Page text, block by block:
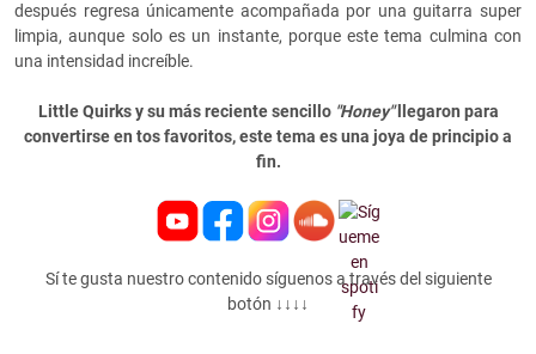
después regresa únicamente acompañada por una guitarra super
limpia, aunque solo es un instante, porque este tema culmina con
una intensidad increíble.
Little Quirks y su más reciente sencillo "Honey"llegaron para
convertirse en tos favoritos, este tema es una joya de principio a
fin.
Sí te gusta nuestro contenido síguenos a través del siguiente
botón ↓↓↓↓